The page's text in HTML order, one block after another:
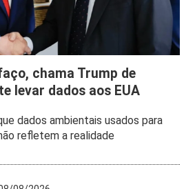
chama Trump de
levar dados aos EUA
dados ambientais usados para
refletem a realidade